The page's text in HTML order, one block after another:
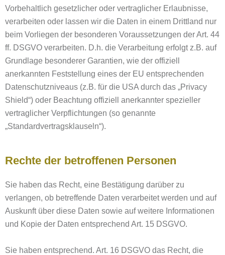
Vorbehaltlich gesetzlicher oder vertraglicher Erlaubnisse,
verarbeiten oder lassen wir die Daten in einem Drittland nur
beim Vorliegen der besonderen Voraussetzungen der Art. 44
ff. DSGVO verarbeiten. D.h. die Verarbeitung erfolgt z.B. auf
Grundlage besonderer Garantien, wie der offiziell
anerkannten Feststellung eines der EU entsprechenden
Datenschutzniveaus (z.B. für die USA durch das „Privacy
Shield“) oder Beachtung offiziell anerkannter spezieller
vertraglicher Verpflichtungen (so genannte
„Standardvertragsklauseln“).
Rechte der betroffenen Personen
Sie haben das Recht, eine Bestätigung darüber zu
verlangen, ob betreffende Daten verarbeitet werden und auf
Auskunft über diese Daten sowie auf weitere Informationen
und Kopie der Daten entsprechend Art. 15 DSGVO.
Sie haben entsprechend. Art. 16 DSGVO das Recht, die